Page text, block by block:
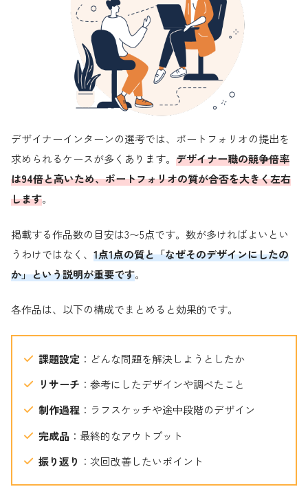
デザイナーインターンの選考では、ポートフォリオの提出を
求められるケースが多くあります。 デザイナー職の競争倍率
は94倍と高いため、ポートフォリオの質が合否を大きく左右
します。
掲載する作品数の目安は3〜5点です。数が多ければよいとい
うわけではなく、 1点1点の質と「なぜそのデザインにしたの
か」という説明が重要です。
各作品は、以下の構成でまとめると効果的です。
課題設定：どんな問題を解決しようとしたか
リサーチ ：参考にしたデザインや調べたこと
制作過程：ラフスケッチや途中段階のデザイン
完成品 ：最終的なアウトプット
振り返り ：次回改善したいポイント